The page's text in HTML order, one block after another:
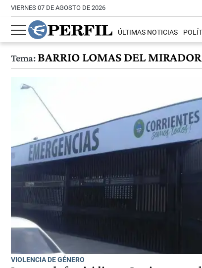
VIERNES 07 DE AGOSTO DE 2026
ÚLTIMAS NOTICIAS
Tema:BARRIO LOMAS DEL MIRADOR
VIOLENCIA DE GÉNERO